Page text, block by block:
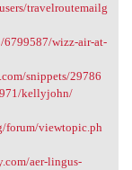
travelroutemailg
wizz-air-at-
snippets/29786
kellyjohn/
forum/viewtopic.ph
aer-lingus-